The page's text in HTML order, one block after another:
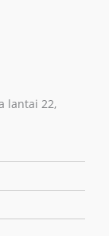
lantai 22,